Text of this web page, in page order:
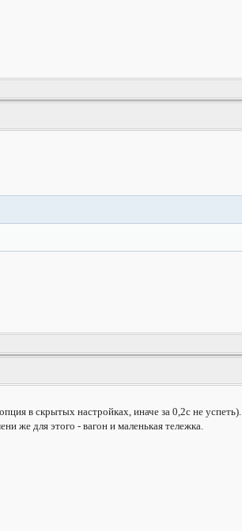
в скрытых настройках, иначе за 0,2с не успеть).
же для этого - вагон и маленькая тележка.